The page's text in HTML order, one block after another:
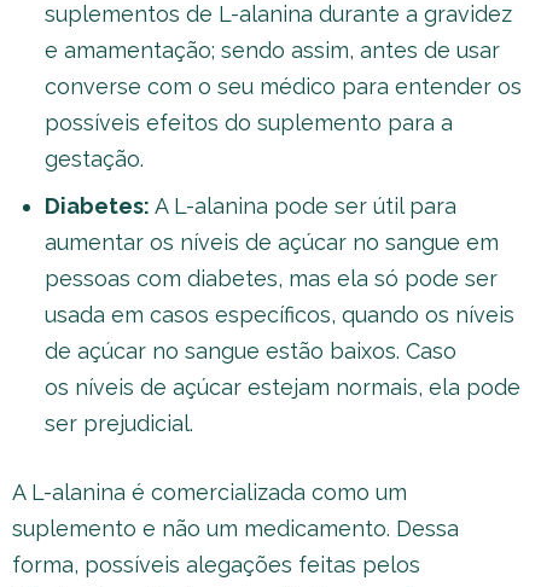
suplementos de L-alanina durante a gravidez
e amamentação; sendo assim, antes de usar
converse com o seu médico para entender os
possíveis efeitos do suplemento para a
gestação.
Diabetes: A L-alanina pode ser útil para
aumentar os níveis de açúcar no sangue em
pessoas com diabetes, mas ela só pode ser
usada em casos específicos, quando os níveis
de açúcar no sangue estão baixos. Caso
os níveis de açúcar estejam normais, ela pode
ser prejudicial.
A L-alanina é comercializada como um
suplemento e não um medicamento. Dessa
forma, possíveis alegações feitas pelos